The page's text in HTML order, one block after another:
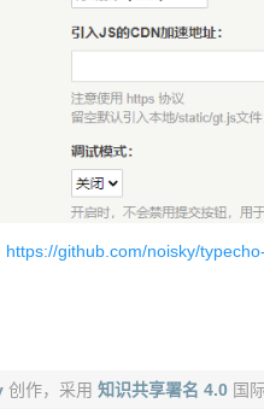
https://github.com/noisky/
创作，采用 知识共享署名 4.0国